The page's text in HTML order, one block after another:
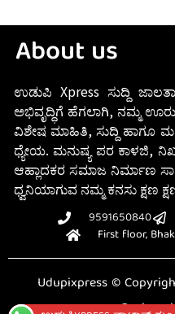
About us
ಉಡುಪಿ Xpress ಸುದ್ದಿ
ಅಭಿವೃದ್ಧಿಗೆ ಹೆಗಲಾಗಿ, ನಮ್ಮ
ವಿಶೇಷ ಮಾಹಿತಿ, ಸುದ್ದಿ ಹಾಗೂ
ಧ್ಯೇಯ. ಮನುಷ್ಯ ಪರ ಕಾಳಜಿ,
ಆಹ್ಲಾದಕರ ಸಮಾಜ ನಿರ್ಮಾಣ
ಧ್ವನಿಯಾಗುವ ನಮ್ಮ ಕನಸು ಕ್ಷಣ
9591650840
First floor,
Udupixpress ©